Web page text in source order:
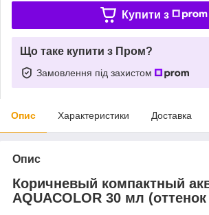
Купити з
Що таке купити з Пром?
Замовлення під захистом
Опис Характеристики Доставка
Опис
Коричневый компактный
AQUACOLOR 30 мл (оттенок